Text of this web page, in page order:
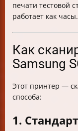
печати тестовой
работает как часы.
Как
Samsung
Этот принтер —
способа:
1.